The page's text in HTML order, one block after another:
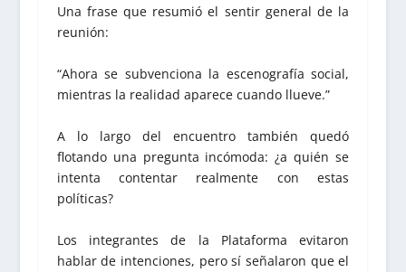
Una frase que resumió el sentir general de la
reunión:
“Ahora se subvenciona la escenografía social,
mientras la realidad aparece cuando llueve.”
A lo largo del encuentro también quedó
flotando una pregunta incómoda: ¿a quién se
intenta contentar realmente con estas
políticas?
Los integrantes de la Plataforma evitaron
hablar de intenciones, pero sí señalaron que el